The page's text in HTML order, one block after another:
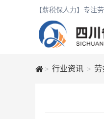
【薪税保人力】专注
> 行业资讯 > 劳